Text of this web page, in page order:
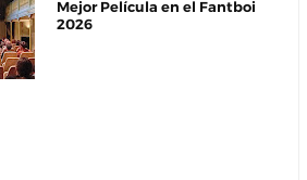
Mejor Película en el Fantboi
2026